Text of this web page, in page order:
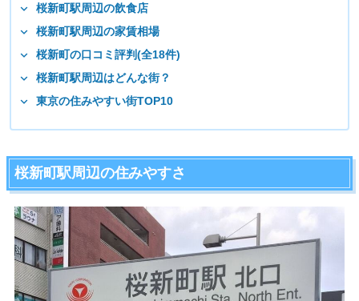
桜新町駅周辺の飲食店
桜新町駅周辺の家賃相場
桜新町の口コミ評判(全18件)
桜新町駅周辺はどんな街？
東京の住みやすい街TOP10
桜新町駅周辺の住みやすさ